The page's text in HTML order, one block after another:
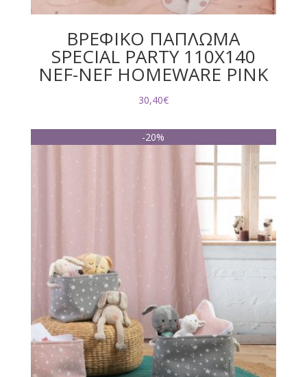
ΒΡΕΦΙΚΟ ΠΑΠΛΩΜΑ
SPECIAL PARTY 110Χ140
NEF-NEF HOMEWARE PINK
30,40€
-20%